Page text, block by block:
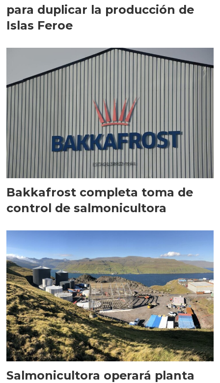
para duplicar la producción de
Islas Feroe
Bakkafrost completa toma de
control de salmonicultora
Salmonicultora operará planta